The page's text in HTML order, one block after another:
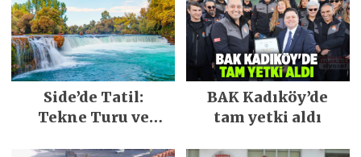
Side’de Tatil:
Tekne Turu ve
BAK Kadıköy’de
tam yetki aldı